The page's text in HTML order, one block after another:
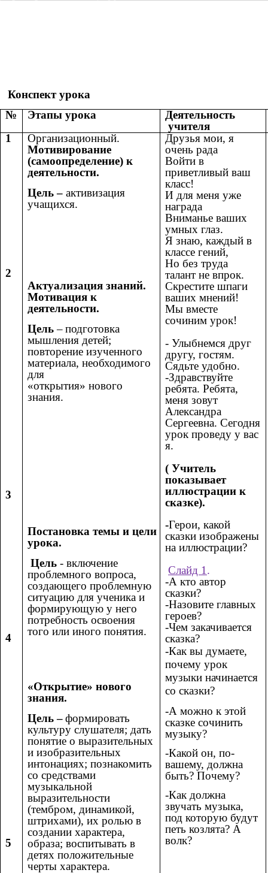
Конспект урока
№
Этапы урока
Деятельность
учителя
1
2
3
4
5
Организационный.
Мотивирование
(самоопределение) к
деятельности.
Цель – активизация
учащихся.
Актуализация знаний.
Мотивация к
деятельности.
Цель–подготовка
мышления детей;
повторение изученного
материала, необходимого
для
«открытия» нового
знания.
Постановка темы и цели
урока.
Цель - включение
проблемного вопроса,
создающего проблемную
ситуацию для ученика и
формирующую у него
потребность освоения
того или иного понятия.
«Открытие» нового
знания.
Цель –формировать
культуру слушателя; дать
понятие о выразительных
и изобразительных
интонациях; познакомить
со средствами
музыкальной
выразительности
(тембром, динамикой,
штрихами), их ролью в
создании характера,
образа; воспитывать в
детях положительные
черты характера.
Друзья мои, я
очень рада
Войти в
приветливый ваш
класс!
И для меня уже
награда
Вниманье ваших
умных глаз.
Я знаю, каждый в
классе гений,
Но без труда
талант не впрок.
Скрестите шпаги
ваших мнений!
Мы вместе
сочиним урок!
- Улыбнемся друг
другу, гостям.
Сядьте удобно.
-Здравствуйте
ребята. Ребята,
меня зовут
Александра
Сергеевна. Сегодня
урок проведу у вас
я.
( Учитель
показывает
иллюстрации к
сказке).
-Герои, какой
сказки изображены
на иллюстрации?
Слайд 1.
-А кто автор
сказки?
-Назовите главных
героев?
-Чем закачивается
сказка?
-Как вы думаете,
почему урок
музыки начинается
со сказки?
-А можно к этой
сказке сочинить
музыку?
-Какой он, по-
вашему, должна
быть? Почему?
-Как должна
звучать музыка,
под которую будут
петь козлята? А
волк?